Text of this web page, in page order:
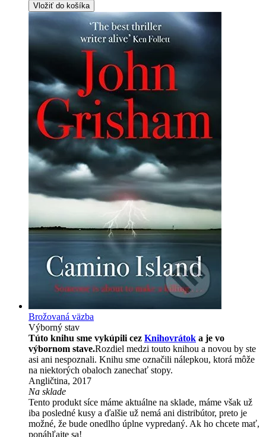
Vložiť do košíka
Brožovaná väzba
Výborný stav
Túto knihu sme vykúpili cez Knihovrátok a je vo
výbornom stave.Rozdiel medzi touto knihou a novou by ste
asi ani nespoznali. Knihu sme označili nálepkou, ktorá môže
na niektorých obaloch zanechať stopy.
Angličtina, 2017
Na sklade
Tento produkt síce máme aktuálne na sklade, máme však už
iba posledné kusy a ďalšie už nemá ani distribútor, preto je
možné, že bude onedlho úplne vypredaný. Ak ho chcete mať,
ponáhľajte sa!